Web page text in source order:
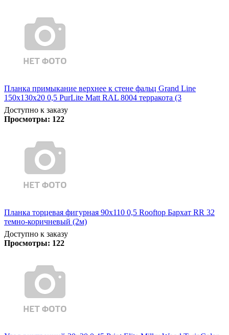
Планка примыкание верхнее к стене фальц Grand Line
150х130х20 0,5 PurLite Matt RAL 8004 терракота (3
Доступно к заказу
Просмотры: 122
Планка торцевая фигурная 90х110 0,5 Rooftop Бархат RR 32
темно-коричневый (2м)
Доступно к заказу
Просмотры: 122